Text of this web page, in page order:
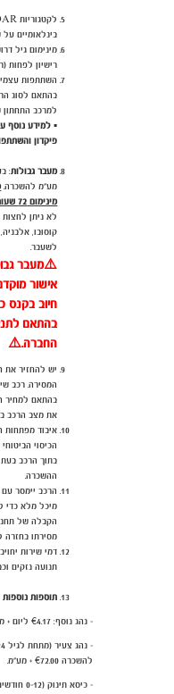
בינלאומיים
מינימום גיל דרוש
רישיון לפחות
בהתאם לסוג
למרכב התחתון
▪️ למידע נוסף
פיקדון
מעבר גבולות:
מע"מ להשכרה.
מינימום 72 שעות של עסקים לפחות לפני מועד האיסוף.
לא ניתן לחצות
קוסובו,
לשעבר.
⚠️מעבר
אישור
חיוב בקנס
בהתאם
החברה.⚠️
יש להחזיר את
המסירה. רכב
בהתאם למחיר
את מצב הרכב
איבוד מפתחות
הכיסוי
בתוך הרכב
ההשכרה.
הרכב יימסר
מיכל מלא כדי
הקבלה של
מסירתו
דמי שירות
תנועה נזקים
תוספות נוספות
- נהג נוסף: €4.17 ליום + מע"מ / מקסימום להשכרה
- נהג צעיר (מתחת לגיל 24):
להשכרה
€72.00 + מע"מ.